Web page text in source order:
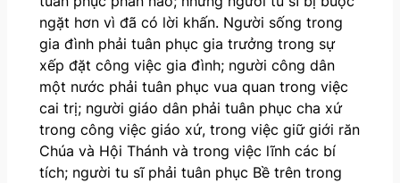
ngặt hơn vì đã có lời khấn. Người sống trong
gia đình phải tuân phục gia trưởng trong sự
xếp đặt công việc gia đình; người công dân
một nước phải tuân phục vua quan trong việc
cai trị; người giáo dân phải tuân phục cha xứ
trong công việc giáo xứ, trong việc giữ giới răn
Chúa và Hội Thánh và trong việc lĩnh các bí
tích; người tu sĩ phải tuân phục Bề trên trong